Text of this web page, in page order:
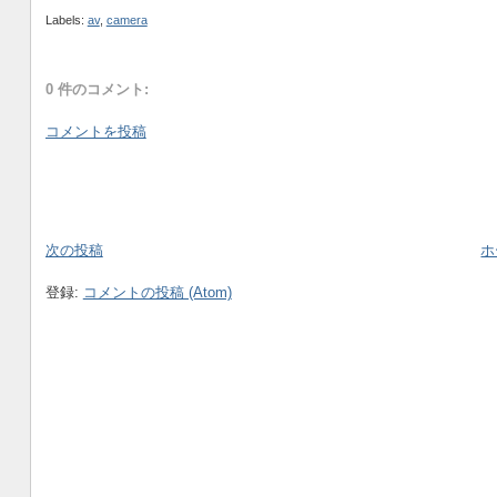
Labels: av, camera
0 件のコメント:
コメントを投稿
次の投稿
登録: コメントの投稿 (Atom)